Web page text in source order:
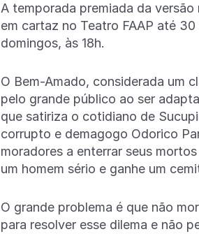
A temporada premiada da
em cartaz no Teatro FAAP até
domingos, às 18h.
O Bem-Amado, considerada um
pelo grande público ao ser
que satiriza o cotidiano de
corrupto e demagogo Odorico
moradores a enterrar seus
um homem sério e ganhe um
O grande problema é que não
para resolver esse dilema e não